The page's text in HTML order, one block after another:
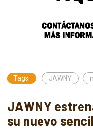
Tags: JAWNY
JAWNY
su nuevo